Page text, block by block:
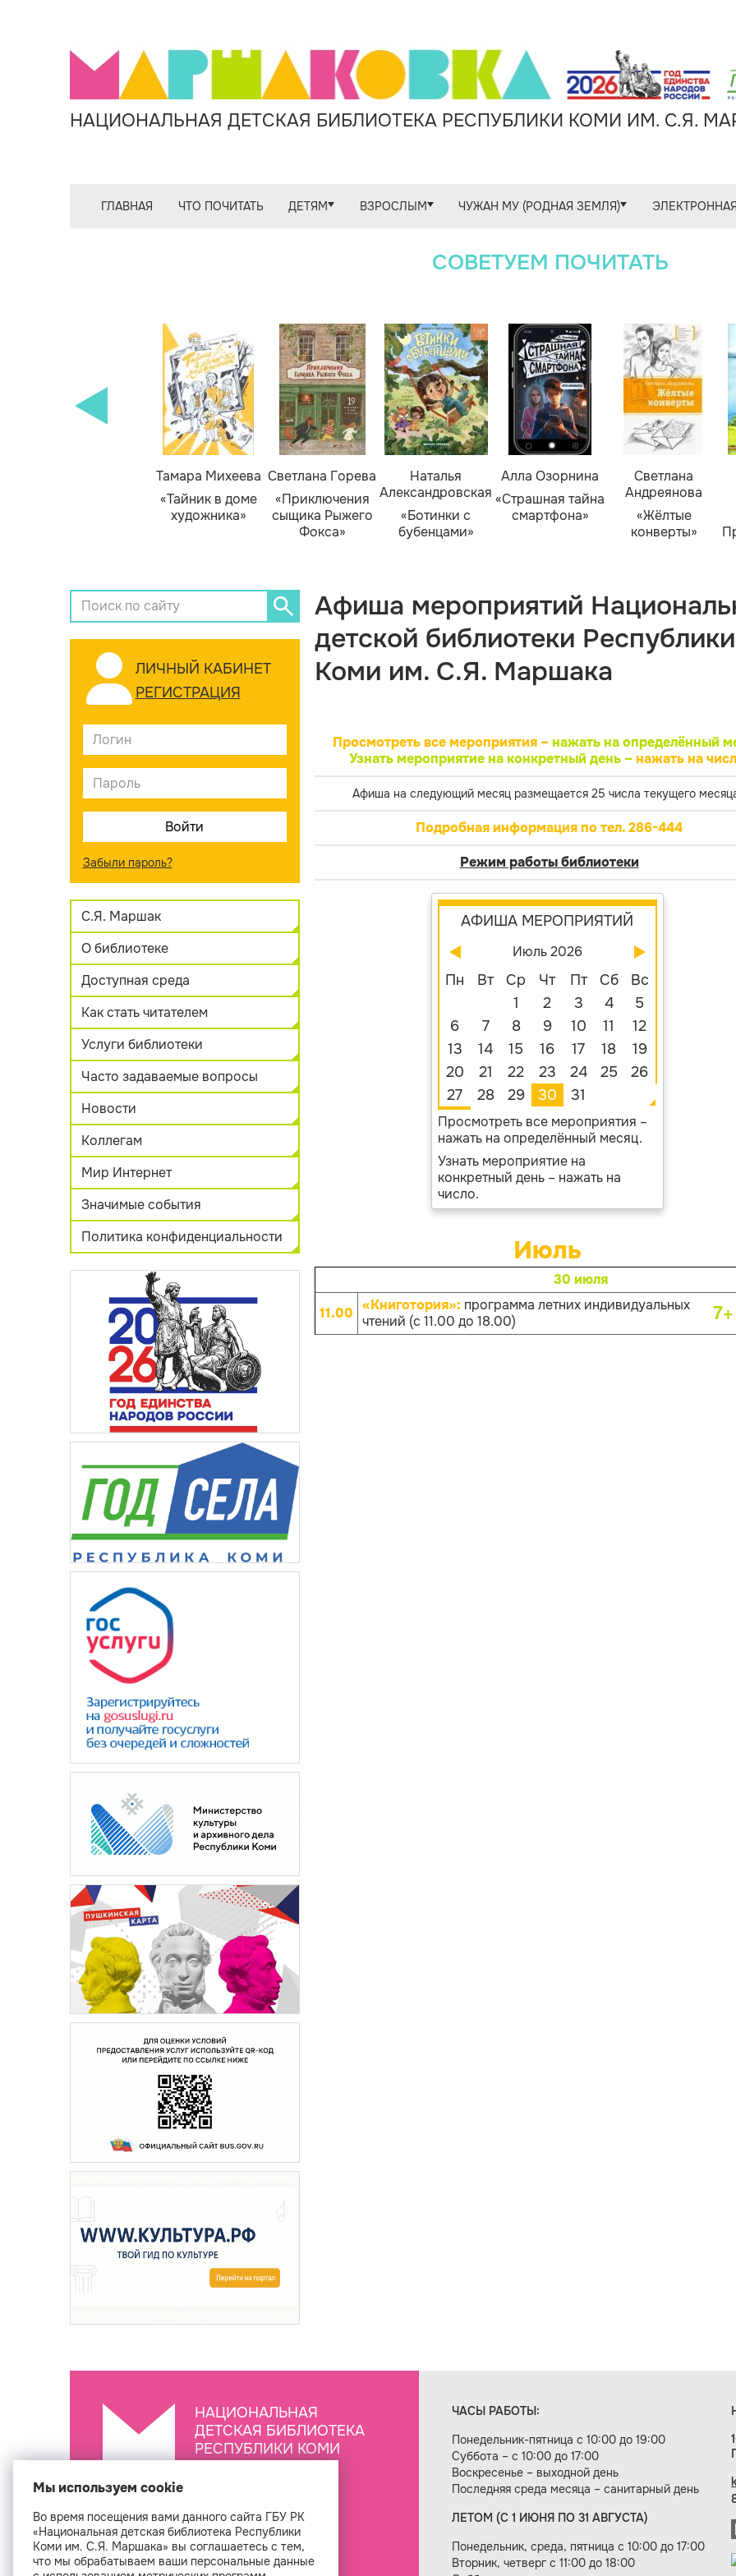
НАЦИОНАЛЬНАЯ ДЕТСКАЯ БИБЛИОТЕКА РЕСПУБЛИКИ КОМИ ИМ. С.Я.
ГЛАВНАЯ ЧТО ПОЧИТАТЬ ДЕТЯМ ВЗРОСЛЫМ ЧУЖАН МУ (РОДНАЯ ЗЕМЛЯ)
СОВЕТУЕМ ПОЧИТАТЬ
Тамара Михеева
«Тайник в доме
художника»
Светлана Горева
«Приключения
сыщика Рыжего
Фокса»
Наталья
Александровская
«Ботинки с
бубенцами»
Алла Озорнина
«Страшная тайна
смартфона»
Светлана
Андреянова
«Жёлтые
конверты»
ЛИЧНЫЙ КАБИНЕТ
РЕГИСТРАЦИЯ
Забыли пароль?
С.Я. Маршак
О библиотеке
Доступная среда
Как стать читателем
Услуги библиотеки
Часто задаваемые вопросы
Новости
Коллегам
Мир Интернет
Значимые события
Политика конфиденциальности
Афиша мероприятий
детской библиотеки Республики
Коми им. С.Я. Маршака
Просмотреть все мероприятия – нажать на определённый
Узнать мероприятие на конкретный день –нажать на
Афиша на следующий месяц размещается 25 числа текущего
Подробная информация по тел. 286-444
Режим работы библиотеки
АФИША МЕРОПРИЯТИЙ
Июль 2026
Пн Вт Ср Чт Пт Сб
Вс
1
2 3 4
5
6
7 8 9 10 11
12
13
14 15 16 17 18
19
20
21 22 23 24 25
26
27
28 29 30 31
Просмотреть все мероприятия –
нажать на определённый месяц.
Узнать мероприятие на
конкретный день – нажать на
число.
Июль
30 июля
11.00 «Книготория»: программа летних индивидуальных
чтений (с 11.00 до 18.00)
7+
НАЦИОНАЛЬНАЯ
ДЕТСКАЯ БИБЛИОТЕКА
РЕСПУБЛИКИ КОМИ
ЧАСЫ РАБОТЫ:
Понедельник-пятница с 10:00 до 19:00
Суббота – с 10:00 до 17:00
Воскресенье – выходной день
Последняя среда месяца – санитарный день
ЛЕТОМ (С 1 ИЮНЯ ПО 31 АВГУСТА)
Понедельник, среда, пятница с 10:00 до 17:00
Вторник, четверг с 11:00 до 18:00
Создание сайта — веб-студия «Цифровой век»
Мы используем cookie
Во время посещения вами данного сайта ГБУ РК
«Национальная детская библиотека Республики
Коми им. С.Я. Маршака» вы соглашаетесь с тем,
что мы обрабатываем ваши персональные данные